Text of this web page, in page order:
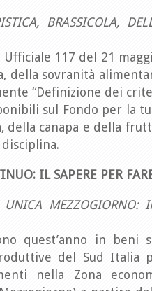
BRASSICOLA,
Ufficiale 117 del 21
della sovranità
“Definizione dei
sul Fondo per la
della canapa e della
IL SAPERE PER
UNICA
quest’anno in beni
del Sud Italia
nella Zona